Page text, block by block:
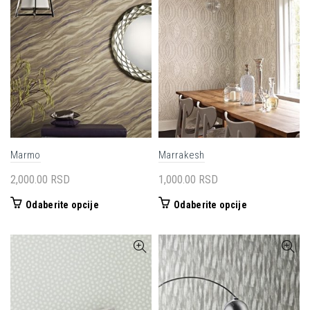
Opcije
mogu
biti
izabrane
na
stranici
proizvoda.
Marmo
2,000.00 RSD
Odaberite opcijeOvaj
više
varijanti.
Opcije
Marrakesh
1,000.00 RSD
Odaberite opcijeOvaj
ima
više
varijanti.
Opcije